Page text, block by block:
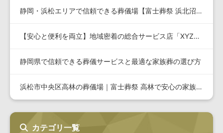
静岡・浜松エリアで信頼できる葬儀場【富士葬祭 浜北沼】の特徴…
【安心と便利を両立】地域密着の総合サービス店「XYZショップ…
静岡県で信頼できる葬儀サービスと最適な家族葬の選び方
浜松市中央区高林の葬儀場｜富士葬祭 高林で安心の家族葬・一式…
カテゴリ一覧